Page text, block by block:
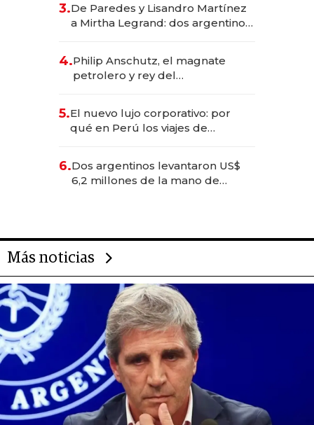
las marcas "fast premium"
3.De Paredes y Lisandro Martínez
a Mirtha Legrand: dos argentinos
4.Philip Anschutz, el magnate
petrolero y rey del
Fénix
5.El nuevo lujo corporativo: por
qué en Perú los viajes de
para convertirse en experiencias
transformadoras
6.Dos argentinos levantaron US$
6,2 millones de la mano de
Más noticias